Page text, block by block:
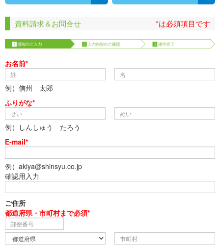
資料請求＆お問合せ *は必須項目です
お名前*
例）信州 太郎
ふりがな*
例）しんしゅう たろう
E-mail*
例）akiya@shinsyu.co.jp
確認用入力
ご住所
都道府県・市町村まで必須*